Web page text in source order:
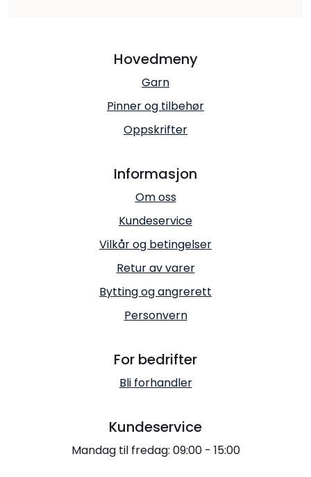
Hovedmeny
Garn
Pinner og tilbehør
Oppskrifter
Informasjon
Om oss
Kundeservice
Vilkår og betingelser
Retur av varer
Bytting og angrerett
Personvern
For bedrifter
Bli forhandler
Kundeservice
Mandag til fredag: 09:00 - 15:00